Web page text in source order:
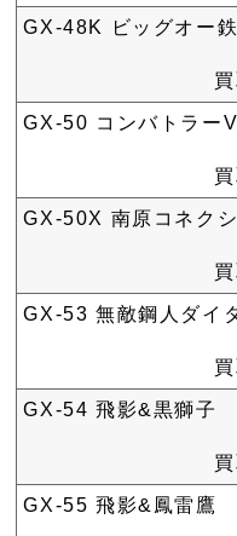
GX-48K ビッグオー
GX-50 コンバトラーV
GX-50X 南原コネク
GX-53 無敵鋼人ダイ
GX-54 飛影&黒獅子
GX-55 飛影&鳳雷鷹